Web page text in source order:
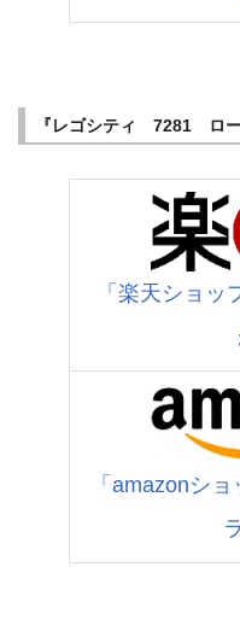
『レゴシティ 7281 ロ
「楽天ショッ
「amazonシ